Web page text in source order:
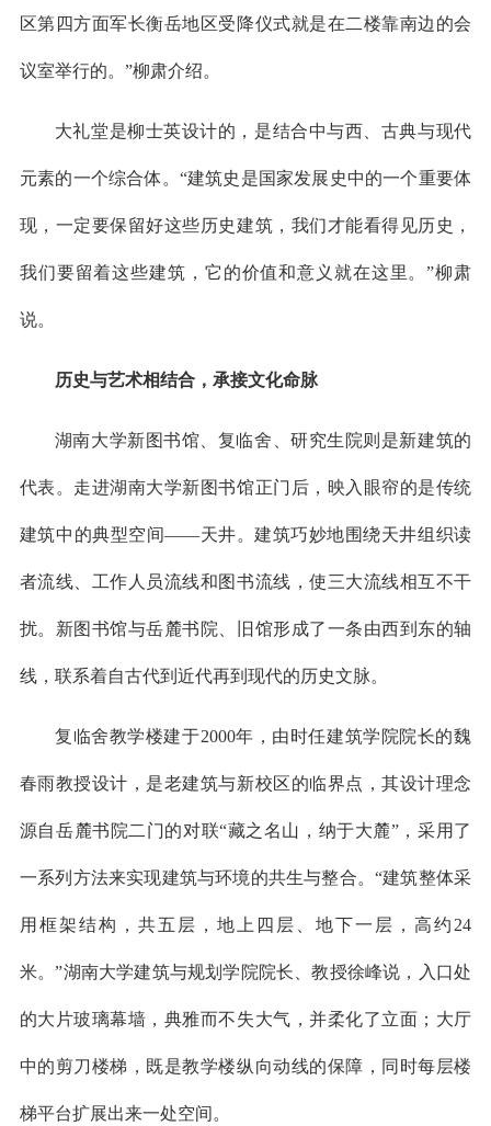
区第四方面军长衡岳地区受降仪式就是在二楼靠南边的会
议室举行的。”柳肃介绍。
大礼堂是柳士英设计的，是结合中与西、古典与现代
元素的一个综合体。“建筑史是国家发展史中的一个重要体
现，一定要保留好这些历史建筑，我们才能看得见历史，
我们要留着这些建筑，它的价值和意义就在这里。”柳肃
说。
历史与艺术相结合，承接文化命脉
湖南大学新图书馆、复临舍、研究生院则是新建筑的
代表。走进湖南大学新图书馆正门后，映入眼帘的是传统
建筑中的典型空间——天井。建筑巧妙地围绕天井组织读
者流线、工作人员流线和图书流线，使三大流线相互不干
扰。新图书馆与岳麓书院、旧馆形成了一条由西到东的轴
线，联系着自古代到近代再到现代的历史文脉。
复临舍教学楼建于2000年，由时任建筑学院院长的魏
春雨教授设计，是老建筑与新校区的临界点，其设计理念
源自岳麓书院二门的对联“藏之名山，纳于大麓”，采用了
一系列方法来实现建筑与环境的共生与整合。“建筑整体采
用框架结构，共五层，地上四层、地下一层，高约24
米。”湖南大学建筑与规划学院院长、教授徐峰说，入口处
的大片玻璃幕墙，典雅而不失大气，并柔化了立面；大厅
中的剪刀楼梯，既是教学楼纵向动线的保障，同时每层楼
梯平台扩展出来一处空间。